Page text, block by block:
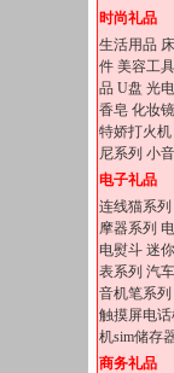
时尚礼品
生活用品
件 美容工具
品 U盘 光
香皂 化妆镜
特娇打火机
尼系列 小
电子礼品
连线猫系列
摩器系列
电熨斗 迷
表系列 汽
音机笔系列
触摸屏电话
机sim储存
商务礼品